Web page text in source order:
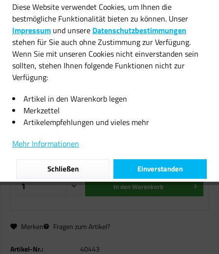
2x Original Sharp Toner SF-226T
black für SF 2216 2220 2320 B-
Ware
21,76 € *
inkl. MwSt.zzgl. Versandkosten
Sofort versandfertig, Lieferzeit ca. 1-2 Werktage
In denWarenkorb
Merken Fragen zum Artikel?
Artikel-Nr.: 40443
Diese Website verwendet Cookies, um Ihnen die
bestmögliche Funktionalität bieten zu können. Unser
Impressum und unsere Datenschutzbestimmungen
stehen für Sie auch ohne Zustimmung zur Verfügung.
Wenn Sie mit unseren Cookies nicht einverstanden sein
sollten, stehen Ihnen folgende Funktionen nicht zur
Verfügung:
Artikel in den Warenkorb legen
Merkzettel
Artikelempfehlungen und vieles mehr
Mehr Informationen
Einverstanden
Schließen